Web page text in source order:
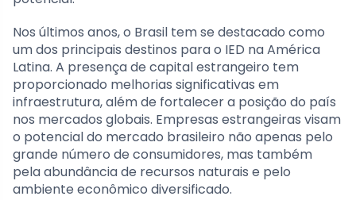
Nos últimos anos, o Brasil tem se destacado como
um dos principais destinos para o IED na América
Latina. A presença de capital estrangeiro tem
proporcionado melhorias significativas em
infraestrutura, além de fortalecer a posição do país
nos mercados globais. Empresas estrangeiras visam
o potencial do mercado brasileiro não apenas pelo
grande número de consumidores, mas também
pela abundância de recursos naturais e pelo
ambiente econômico diversificado.